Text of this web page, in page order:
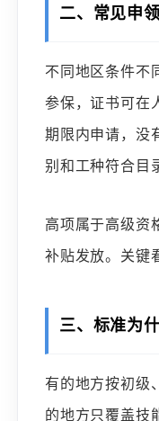
二、常见申
不同地区条件不
参保，证书可在
期限内申请，没
别和工种符合目
高项属于高级资
补贴发放。关键
三、标准为
有的地方按初级
的地方只覆盖技